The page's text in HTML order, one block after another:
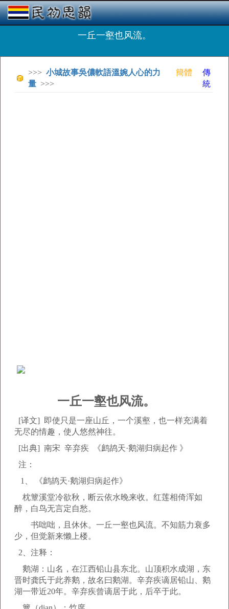
一丘一壑也风流。
>>> 小城故事吳儂軟語溫婉人心的力
量 >>>
簡體
傳
統
一丘一壑也风流。
[译文] 即使只是一座山丘，一个溪壑，也一样充满着
无尽的情趣，使人悠然神往。
[出典] 南宋 辛弃疾 《鹧鸪天·鹅湖归病起作 》
注：
1、
《鹧鸪天·鹅湖归病起作》
枕簟溪堂冷欲秋，断云依水晚来收。红莲相倚浑如
醉，白鸟无言定自愁。
书咄咄，且休休。一丘一壑也风流。不知筋力衰多
少，但觉新来懒上楼。
2、注释：
鹅湖：山名，在江西铅山县东北。山顶积水成湖，东
晋时龚氏于此养鹅，故名曰鹅湖。辛弃疾谪居铅山、鹅
湖一带近20年。辛弃疾曾谪居于此，后卒于此。